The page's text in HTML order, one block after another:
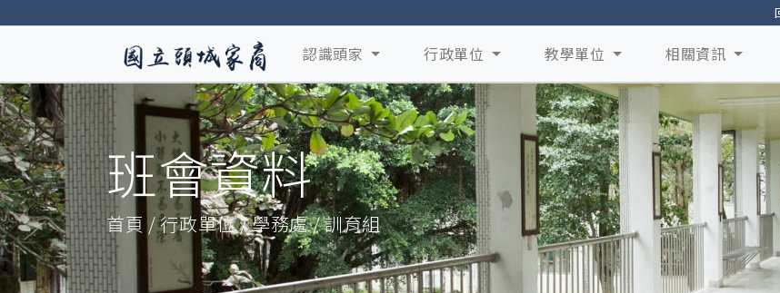
認識頭家 行政單位 教學單位 相關資訊
班會資料
首頁 / 行政單位 / 學務處 / 訓育組